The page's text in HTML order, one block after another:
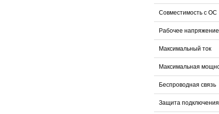
Совместимость с ОС
Рабочее
Максимальный ток
Максимальная
Беспроводная связь
Защита подключения